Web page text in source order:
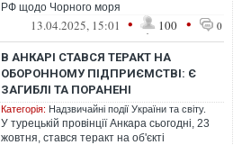
РФ щодо Чорного моря
13.04.2025, 15:01 • 100 • 0
В АНКАРІ СТАВСЯ ТЕРАКТ НА
ОБОРОННОМУ ПІДПРИЄМСТВІ: Є
ЗАГИБЛІ ТА ПОРАНЕНІ
Категорія: Надзвичайні події України та світу.
У турецькій провінції Анкара сьогодні, 23
жовтня, стався теракт на об'єкті